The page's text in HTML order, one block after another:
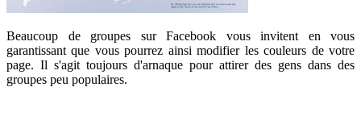
Beaucoup de groupes sur Facebook vous invitent en vous
garantissant que vous pourrez ainsi modifier les couleurs de votre
page. Il s'agit toujours d'arnaque pour attirer des gens dans des
groupes peu populaires.